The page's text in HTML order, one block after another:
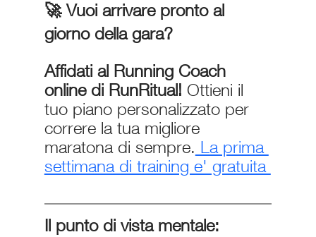
🚀 Vuoi arrivare pronto al
giorno della gara?
Affidati al Running Coach
online di RunRitual! Ottieni il
tuo piano personalizzato per
correre la tua migliore
maratona di sempre. La prima
settimana di training e' gratuita
Il punto di vista mentale: